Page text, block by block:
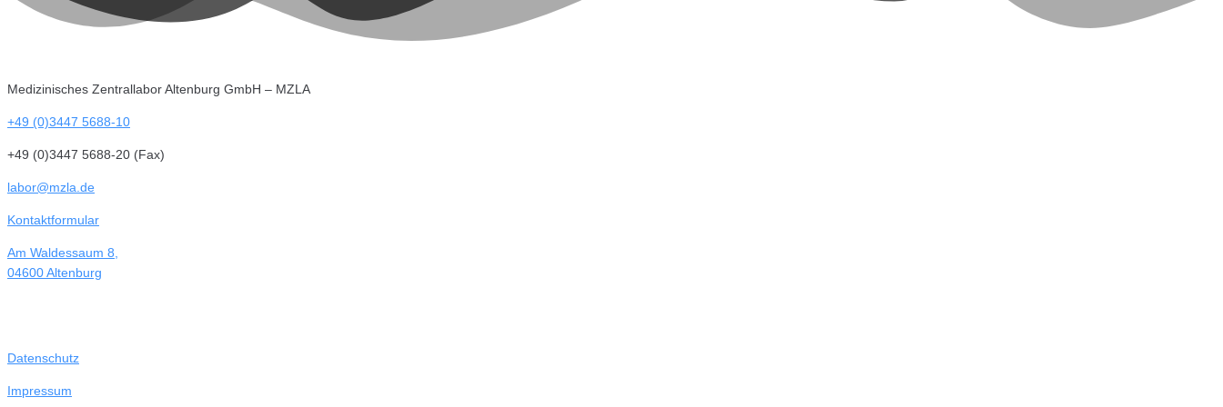
Medizinisches Zentrallabor Altenburg GmbH – MZLA
+49 (0)3447 5688-10
+49 (0)3447 5688-20 (Fax)
labor@mzla.de
Kontaktformular
Am Waldessaum 8,
04600 Altenburg
Datenschutz
Impressum